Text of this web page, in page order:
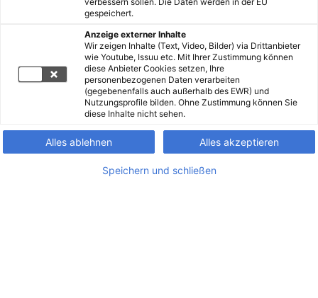
gespeichert.
Anzeige externer Inhalte
Wir zeigen Inhalte (Text, Video, Bilder) via Drittanbieter
wie Youtube, Issuu etc. Mit Ihrer Zustimmung können
diese Anbieter Cookies setzen, Ihre
personenbezogenen Daten verarbeiten
(gegebenenfalls auch außerhalb des EWR) und
Nutzungsprofile bilden. Ohne Zustimmung können Sie
diese Inhalte nicht sehen.
Alles ablehnen Alles akzeptieren
Speichern und schließen